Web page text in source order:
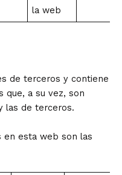
la web
de terceros y contiene
que, a su vez, son
las de terceros.
en esta web son las